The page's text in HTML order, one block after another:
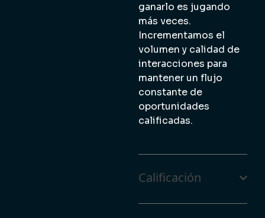
ganarlo es jugando
más veces.
Incrementamos el
volumen y calidad de
interacciones para
mantener un flujo
constante de
oportunidades
calificadas.
Calificación